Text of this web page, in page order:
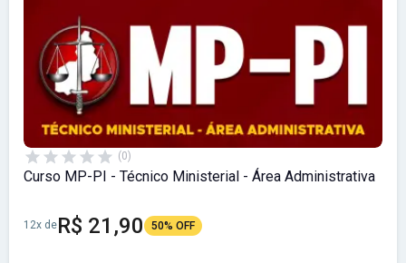
(0)
Curso MP-PI - Técnico Ministerial - Área Administrativa
12x deR$ 21,90 50% OFF